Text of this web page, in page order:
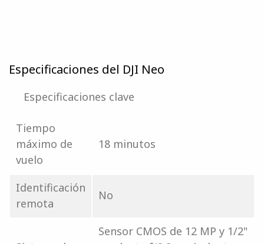
Especificaciones del DJI Neo
Especificaciones clave
Tiempo
máximo de
vuelo
18 minutos
Identificación
remota
No
Sensor CMOS de 12 MP y 1/2"